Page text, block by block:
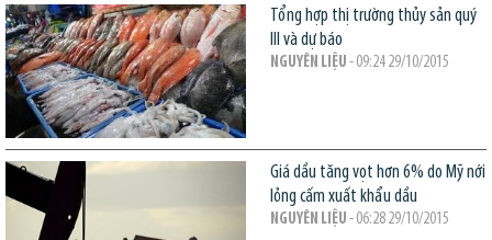
Tổng hợp thị trường thủy sản quý
III và dự báo
NGUYÊN LIỆU - 09:24 29/10/2015
Giá dầu tăng vọt hơn 6% do Mỹ nới
lỏng cấm xuất khẩu dầu
NGUYÊN LIỆU - 06:28 29/10/2015